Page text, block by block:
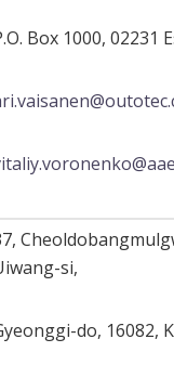
Box 1000, 02231
si,
do, 16082,